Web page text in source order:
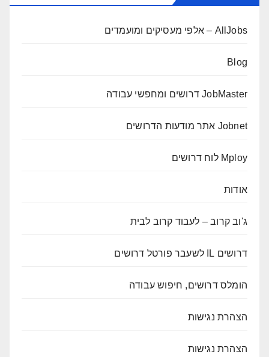
AllJobs – אלפי מעסיקים ומועמדים
Blog
JobMaster דרושים ומחפשי עבודה
Jobnet אתר מודעות הדרושים
Mploy לוח דרושים
אודות
ג'וב קרוב – לעבוד קרוב לבית
דרושים IL לשעבר פורטל דרושים
הומלס דרושים, חיפוש עבודה
הצהרת נגישות
הצהרת נגישות